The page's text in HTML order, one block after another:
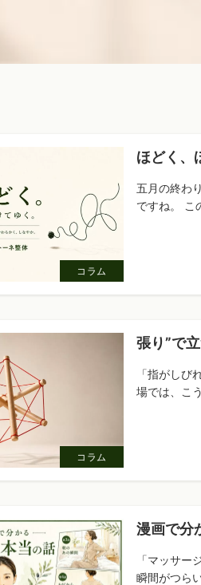
コラム
ほどく、
五月の終わ
ですね。 こ
コラム
張り”で
「指がしび
場では、こ
漫画で分
「マッサー
瞬間がつら